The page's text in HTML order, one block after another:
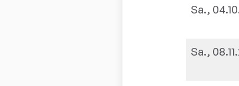
Sa.,
Sa.,